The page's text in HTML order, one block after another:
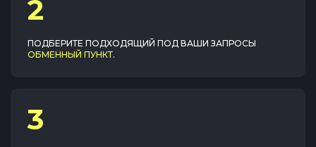
2
ПОДБЕРИТЕ ПОДХОДЯЩИЙ ПОД ВАШИ ЗАПРОСЫ
ОБМЕННЫЙ ПУНКТ.
3